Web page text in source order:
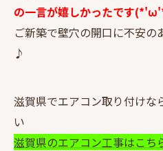
の一言が嬉しかったです
ご新築で壁穴の開口に不安の
♪
滋賀県でエアコン取り付けな
い
滋賀県のエアコン工事はこち